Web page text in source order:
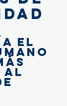
el
al